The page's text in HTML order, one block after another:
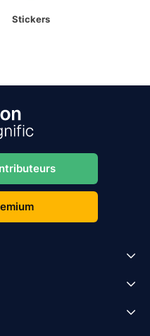
Stickers